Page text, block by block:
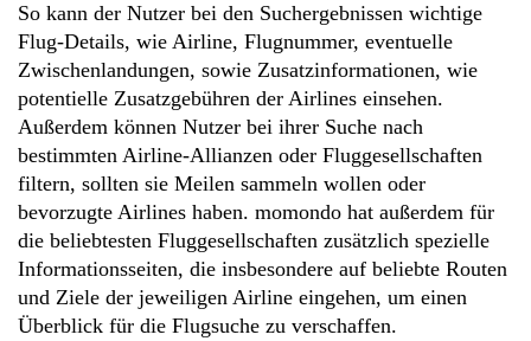
So kann der Nutzer bei den Suchergebnissen wichtige
Flug-Details, wie Airline, Flugnummer, eventuelle
Zwischenlandungen, sowie Zusatzinformationen, wie
potentielle Zusatzgebühren der Airlines einsehen.
Außerdem können Nutzer bei ihrer Suche nach
bestimmten Airline-Allianzen oder Fluggesellschaften
filtern, sollten sie Meilen sammeln wollen oder
bevorzugte Airlines haben. momondo hat außerdem für
die beliebtesten Fluggesellschaften zusätzlich spezielle
Informationsseiten, die insbesondere auf beliebte Routen
und Ziele der jeweiligen Airline eingehen, um einen
Überblick für die Flugsuche zu verschaffen.